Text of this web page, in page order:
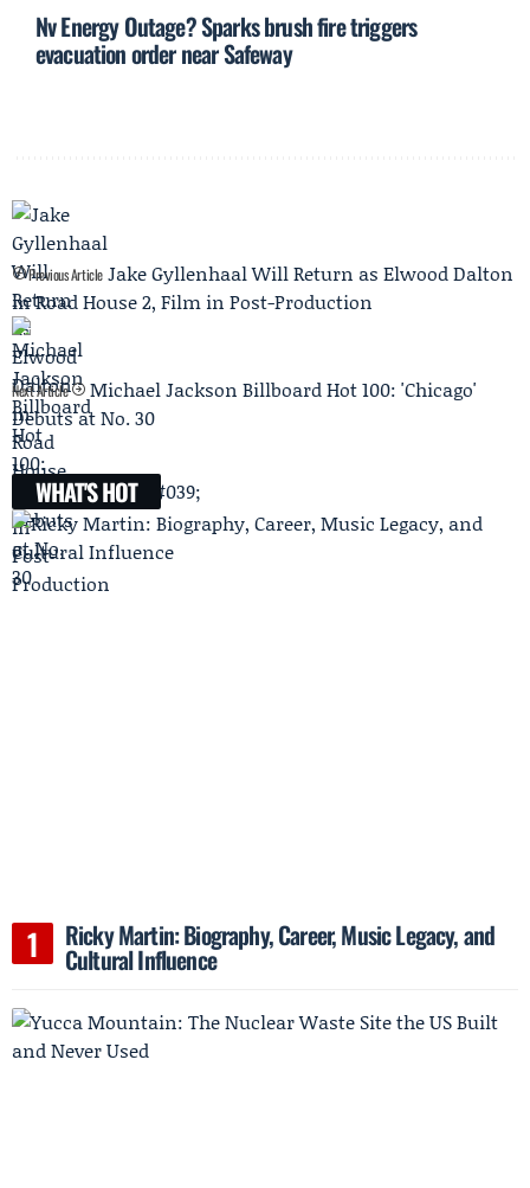
Nv Energy Outage? Sparks brush fire triggers
evacuation order near Safeway
Previous Article Jake Gyllenhaal Will Return as Elwood Dalton
in Road House 2, Film in Post-Production
Next Article
Michael Jackson Billboard Hot 100: 'Chicago'
Debuts at No. 30
WHAT'S HOT
Ricky Martin: Biography, Career, Music Legacy, and
Cultural Influence